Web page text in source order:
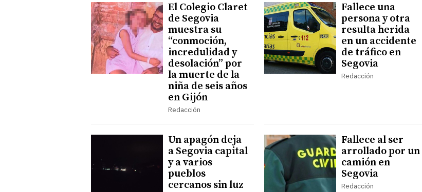
El Colegio Claret
de Segovia
muestra su
“conmoción,
incredulidad y
desolación” por
la muerte de la
niña de seis años
en Gijón
Redacción
Fallece una
persona y otra
resulta herida
en un accidente
de tráfico en
Segovia
Redacción
Un apagón deja
a Segovia capital
y a varios
pueblos
cercanos sin luz
Fallece al ser
arrollado por un
camión en
Segovia
Redacción